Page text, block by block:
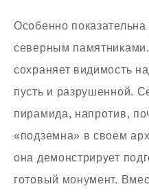
Особенно
северным
сохраняет видимость
пусть и разрушенной.
пирамида, напротив,
«подземна» в своем
она демонстрирует
готовый монумент.